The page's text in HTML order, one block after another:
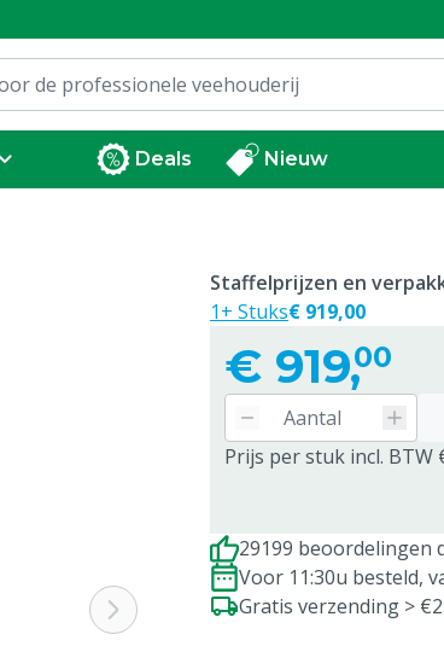
Deals Nieuw
€ 919,00
Prijs per stuk incl. BTW
Staffelprijzen en
1+ Stuks€ 919,00
29199 beoordelingen
Voor 11:30u besteld,
Gratis verzending >